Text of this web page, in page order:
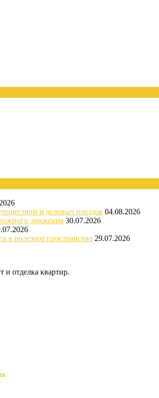
и деловых поездок 04.08.2026
движения 30.07.2026
в полезное пространство 29.07.2026
и отделка квартир.